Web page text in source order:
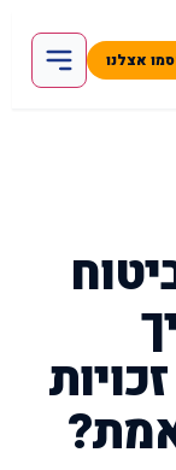
אצלנו